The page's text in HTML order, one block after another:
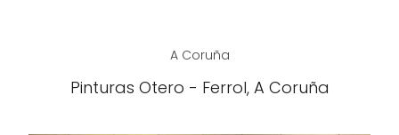
A Coruña
Pinturas Otero - Ferrol, A Coruña